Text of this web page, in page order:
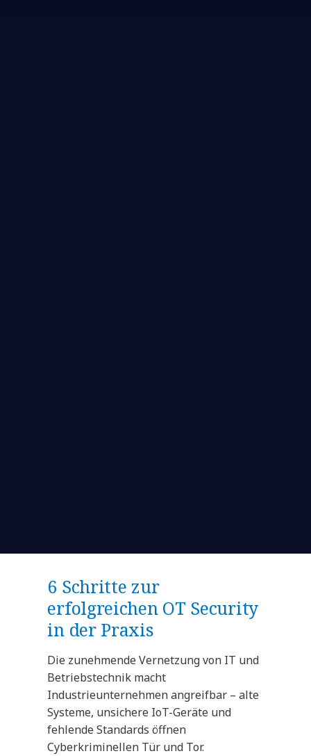
6 Schritte zur
erfolgreichen OT Security
in der Praxis
Die zunehmende Vernetzung von IT und
Betriebstechnik macht
Industrieunternehmen angreifbar – alte
Systeme, unsichere IoT-Geräte und
fehlende Standards öffnen
Cyberkriminellen Tür und Tor.